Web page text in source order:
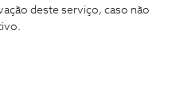
deste serviço, caso não